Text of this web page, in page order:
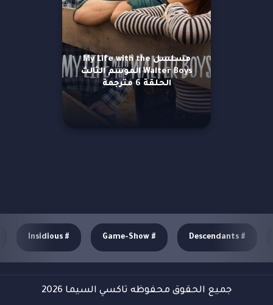
مسلسل My Life with the
Walter Boys الموسم الثالث
الحلقة 6 مترجمة
#
Descendants
#
Game-Show
#
Insidious
جميع الحقوق محفوظه تاكسي السيما 2026